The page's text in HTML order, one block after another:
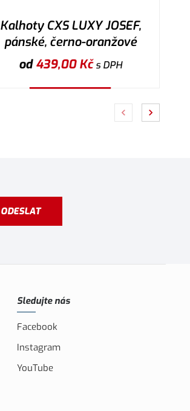
Kalhoty CXS LUXY JOSEF,
pánské, černo-oranžové
od439,00Kčs DPH
ODESLAT
Sledujte nás
Facebook
Instagram
YouTube